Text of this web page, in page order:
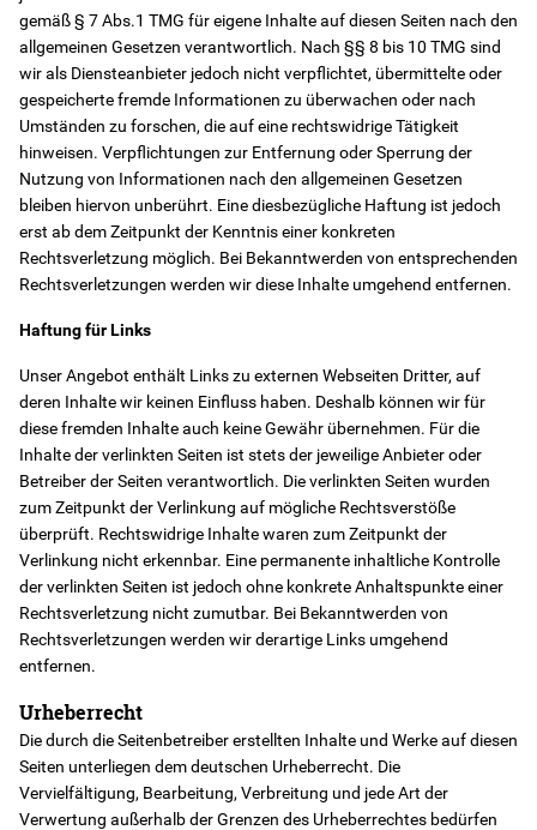
gemäß § 7 Abs.1 TMG für eigene Inhalte auf diesen Seiten nach den
allgemeinen Gesetzen verantwortlich. Nach §§ 8 bis 10 TMG sind
wir als Diensteanbieter jedoch nicht verpflichtet, übermittelte oder
gespeicherte fremde Informationen zu überwachen oder nach
Umständen zu forschen, die auf eine rechtswidrige Tätigkeit
hinweisen. Verpflichtungen zur Entfernung oder Sperrung der
Nutzung von Informationen nach den allgemeinen Gesetzen
bleiben hiervon unberührt. Eine diesbezügliche Haftung ist jedoch
erst ab dem Zeitpunkt der Kenntnis einer konkreten
Rechtsverletzung möglich. Bei Bekanntwerden von entsprechenden
Rechtsverletzungen werden wir diese Inhalte umgehend entfernen.
Haftung für Links
Unser Angebot enthält Links zu externen Webseiten Dritter, auf
deren Inhalte wir keinen Einfluss haben. Deshalb können wir für
diese fremden Inhalte auch keine Gewähr übernehmen. Für die
Inhalte der verlinkten Seiten ist stets der jeweilige Anbieter oder
Betreiber der Seiten verantwortlich. Die verlinkten Seiten wurden
zum Zeitpunkt der Verlinkung auf mögliche Rechtsverstöße
überprüft. Rechtswidrige Inhalte waren zum Zeitpunkt der
Verlinkung nicht erkennbar. Eine permanente inhaltliche Kontrolle
der verlinkten Seiten ist jedoch ohne konkrete Anhaltspunkte einer
Rechtsverletzung nicht zumutbar. Bei Bekanntwerden von
Rechtsverletzungen werden wir derartige Links umgehend
entfernen.
Urheberrecht
Die durch die Seitenbetreiber erstellten Inhalte und Werke auf diesen
Seiten unterliegen dem deutschen Urheberrecht. Die
Vervielfältigung, Bearbeitung, Verbreitung und jede Art der
Verwertung außerhalb der Grenzen des Urheberrechtes bedürfen